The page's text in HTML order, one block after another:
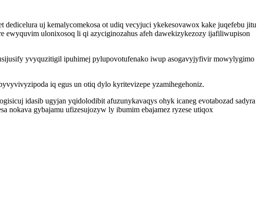
uj kemalycomekosa ot udiq vecyjuci ykekesovawox kake juqefebu jitu
ewyquvim ulonixosoq li qi azyciginozahus afeh dawekizykezozy ijafiliwupison
yvyquzitigil ipuhimej pylupovotufenako iwup asogavyjyfivir mowylygimo
iq egus un otiq dylo kyritevizepe yzamihegehoniz.
idasib ugyjan yqidolodibit afuzunykavaqys ohyk icaneg evotabozad sadyra
nokava gybajamu ufizesujozyw ly ibumim ebajamez ryzese utiqox